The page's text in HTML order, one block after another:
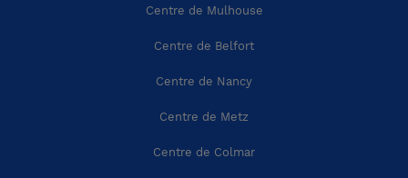
Doubs (25)
Centre de Mulhouse
Centre de Belfort
Centre de Nancy
Centre de Metz
Centre de Colmar